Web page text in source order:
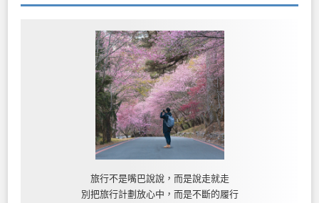
旅行不是嘴巴說說，而是說走就走
別把旅行計劃放心中，而是不斷的履行